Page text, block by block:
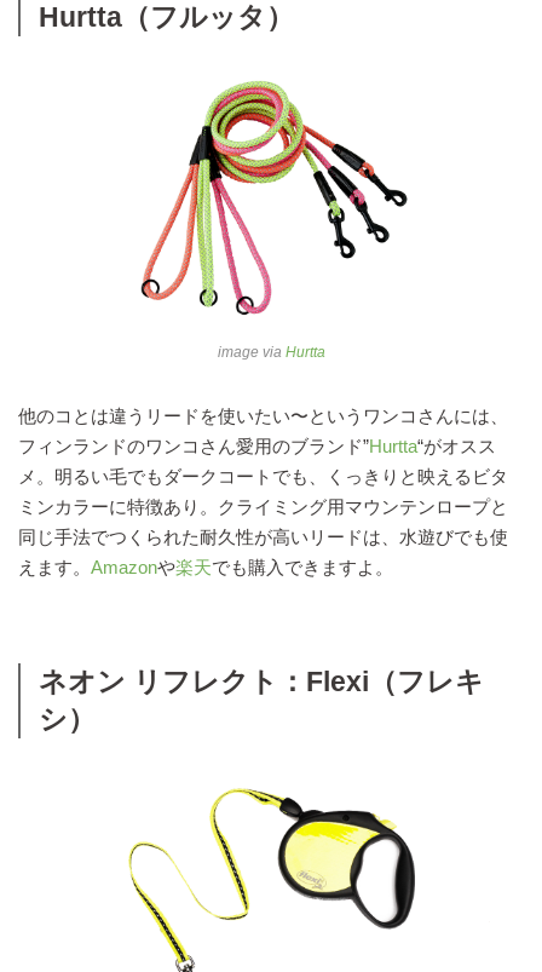
Hurtta（フルッタ）
image via Hurtta
他のコとは違うリードを使いたい〜というワンコさんには、
フィンランドのワンコさん愛用のブランド”Hurtta“がオスス
メ。明るい毛でもダークコートでも、くっきりと映えるビタ
ミンカラーに特徴あり。クライミング用マウンテンロープと
同じ手法でつくられた耐久性が高いリードは、水遊びでも使
えます。 Amazonや楽天でも購入できますよ。
ネオン リフレクト：Flexi（フレキ
シ）